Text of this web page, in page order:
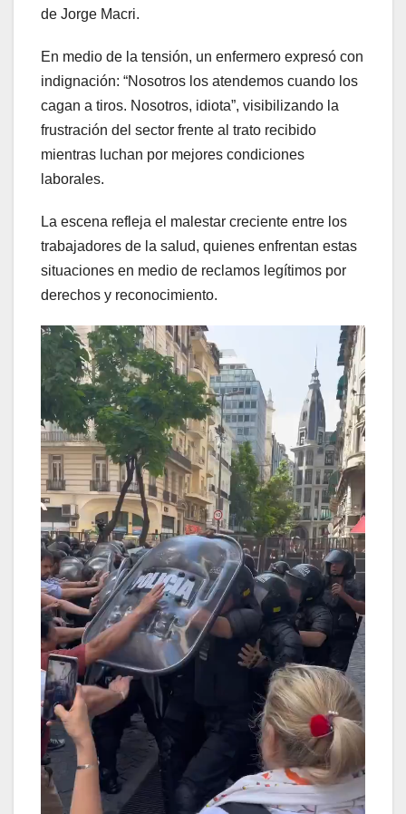
de Jorge Macri.
En medio de la tensión, un enfermero expresó con
indignación: “Nosotros los atendemos cuando los
cagan a tiros. Nosotros, idiota”, visibilizando la
frustración del sector frente al trato recibido
mientras luchan por mejores condiciones
laborales.
La escena refleja el malestar creciente entre los
trabajadores de la salud, quienes enfrentan estas
situaciones en medio de reclamos legítimos por
derechos y reconocimiento.